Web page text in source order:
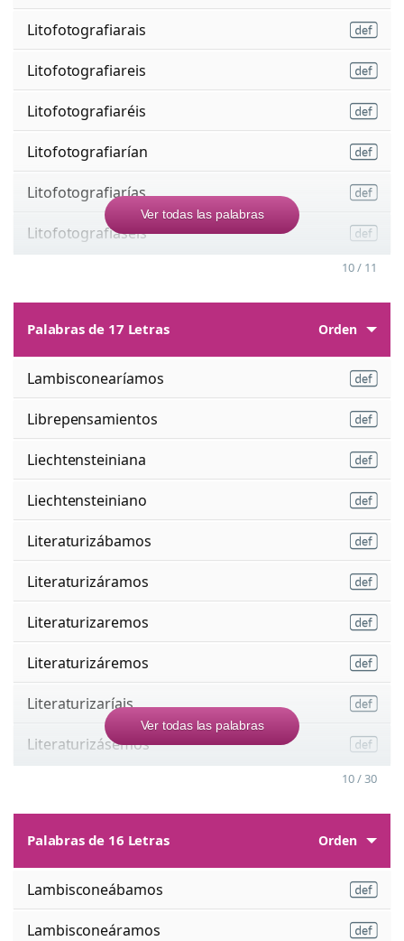
Litofotografiarais
Litofotografiareis
Litofotografiaréis
Litofotografiarían
Litofotografiarías
Litofotografiaseis
Ver todas las palabras
10 / 11
Palabras de 17 Letras Orden
Lambisconearíamos
Librepensamientos
Liechtensteiniana
Liechtensteiniano
Literaturizábamos
Literaturizáramos
Literaturizaremos
Literaturizáremos
Literaturizaríais
Literaturizásemos
Ver todas las palabras
10 / 30
Palabras de 16 Letras Orden
Lambisconeábamos
Lambisconeáramos